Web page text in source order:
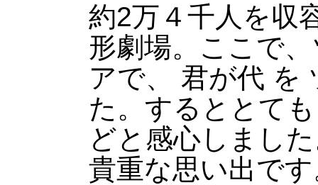
約2万４千人を収
形劇場。ここで
アで、 君が代 を
た。するととて
どと感心しまし
貴重な思い出で